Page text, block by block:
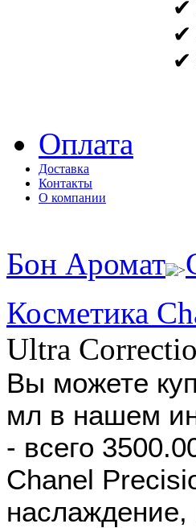
✔
✔
✔
Оплата
Доставка
Контакты
О компании
Бон Аромат
Косметика
Ultra
Вы можете
мл в нашем
- всего
Chanel